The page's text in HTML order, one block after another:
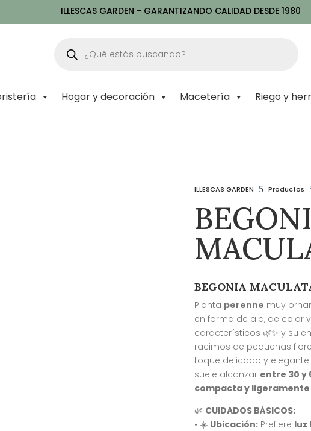
ILLESCAS GARDEN - GARANTIZANDO CALIDAD DESDE 1980
productos
Hogar y decoración Macetería Riego y
ILLESCAS GARDEN 5 Productos
BEGONIA
Planta perenne muy
en forma de ala, de color
característicos 🌿✨ y su
racimos de pequeñas
toque delicado y
suele alcanzar entre 30 y
compacta y
🌿 CUIDADOS BÁSICOS:
• ☀️ Ubicación:Prefiere luz